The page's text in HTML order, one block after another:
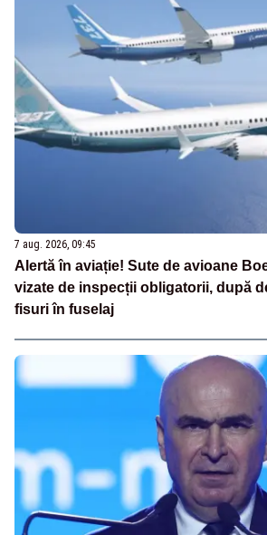
7 aug. 2026, 09:45
Alertă în aviație! Sute de avioane
vizate de inspecții obligatorii, după
fisuri în fuselaj